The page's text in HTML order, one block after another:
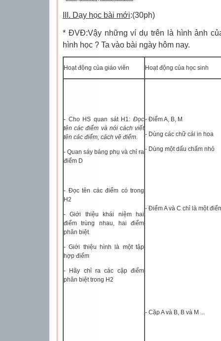
III. Dạy học bài mới:(30ph)
* ĐVĐ:Vậy những ví dụ trên là hình ảnh
hình học ? Ta vào bài ngày hôm nay.
Hoạt động của giáo viên Hoạt động của học sinh
- Cho HS quan sát H1: Đọc
tên các điểm và nói cách viết
tên các điểm, cách vẽ điểm.
- Quan sáy bảng phụ và chỉ ra
điểm D
- Đọc tên các điểm có trong
H2
- Giới thiệu khái niệm hai
điểm trùng nhau, hai điểm
phân biệt
- Giới thiệu hình là một tập
hợp điểm
- Hãy chỉ ra các cặp điểm
phân biệt trong H2
- Điểm A, B, M
- Dùng các chữ cái in hoa
- Dùng một dấu chấm nhỏ
- Điểm A và C chỉ là một
- Cặp A và B, B và M ...